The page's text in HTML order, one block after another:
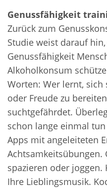
Genussfähigkeit
Zurück zum
Studie weist darauf
Genussfähigkeit
Alkoholkonsum
Worten: Wer lernt, sich
oder Freude zu
suchtgefährdet.
schon lange einmal
Apps mit angeleiteten
Achtsamkeitsübungen.
spazieren oder joggen.
Ihre Lieblingsmusik.